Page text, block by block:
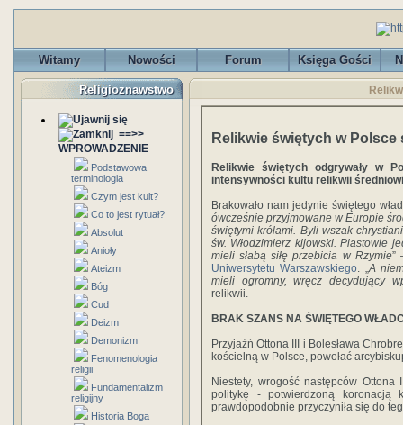
Witamy Nowości Forum Księga Gości
Religioznawstwo
==>>
WPROWADZENIE
Podstawowa
terminologia
Czym jest kult?
Co to jest rytuał?
Absolut
Anioły
Ateizm
Bóg
Cud
Deizm
Demonizm
Fenomenologia
religii
Fundamentalizm
religijny
Historia Boga
Relikwie świętych w
Relikwie świętych odgrywały w
intensywności kultu relikwii
Brakowało nam jedynie świętego
ówcześnie przyjmowane w Europie
świętymi królami. Byli wszak
św. Włodzimierz kijowski. Piastowie
mieli słabą siłę przebicia w Rzymie”
Uniwersytetu Warszawskiego. „A
mieli ogromny, wręcz decydujący
relikwii.
BRAK SZANS NA ŚWIĘTEGO
Przyjaźń Ottona III i Bolesława
kościelną w Polsce, powołać
Niestety, wrogość następców
politykę - potwierdzoną koronacją
prawdopodobnie przyczyniła się do